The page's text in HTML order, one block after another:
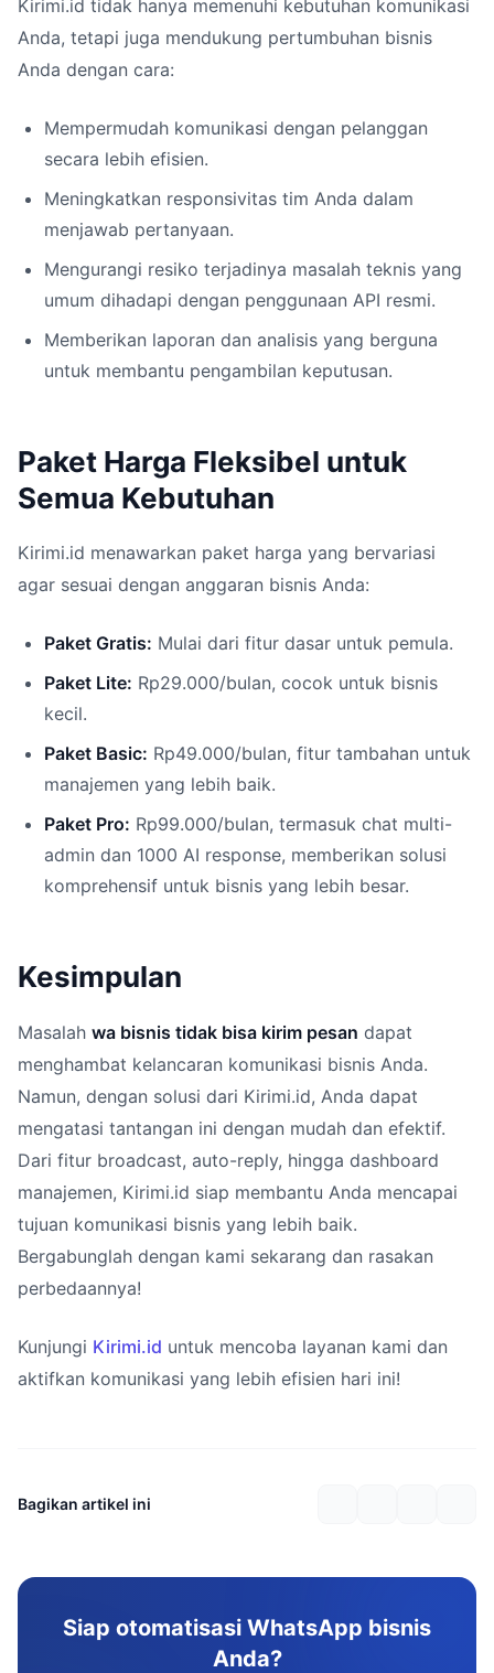
Kirimi.id tidak hanya memenuhi kebutuhan komunikasi
Anda, tetapi juga mendukung pertumbuhan bisnis
Anda dengan cara:
Mempermudah komunikasi dengan pelanggan
secara lebih efisien.
Meningkatkan responsivitas tim Anda dalam
menjawab pertanyaan.
Mengurangi resiko terjadinya masalah teknis yang
umum dihadapi dengan penggunaan API resmi.
Memberikan laporan dan analisis yang berguna
untuk membantu pengambilan keputusan.
Paket Harga Fleksibel untuk
Semua Kebutuhan
Kirimi.id menawarkan paket harga yang bervariasi
agar sesuai dengan anggaran bisnis Anda:
Paket Gratis: Mulai dari fitur dasar untuk pemula.
Paket Lite: Rp29.000/bulan, cocok untuk bisnis
kecil.
Paket Basic: Rp49.000/bulan, fitur tambahan untuk
manajemen yang lebih baik.
Paket Pro: Rp99.000/bulan, termasuk chat multi-
admin dan 1000 AI response, memberikan solusi
komprehensif untuk bisnis yang lebih besar.
Kesimpulan
Masalah wa bisnis tidak bisa kirim pesan dapat
menghambat kelancaran komunikasi bisnis Anda.
Namun, dengan solusi dari Kirimi.id, Anda dapat
mengatasi tantangan ini dengan mudah dan efektif.
Dari fitur broadcast, auto-reply, hingga dashboard
manajemen, Kirimi.id siap membantu Anda mencapai
tujuan komunikasi bisnis yang lebih baik.
Bergabunglah dengan kami sekarang dan rasakan
perbedaannya!
Kunjungi Kirimi.id untuk mencoba layanan kami dan
aktifkan komunikasi yang lebih efisien hari ini!
Bagikan artikel ini
Siap otomatisasi WhatsApp bisnis
Anda?